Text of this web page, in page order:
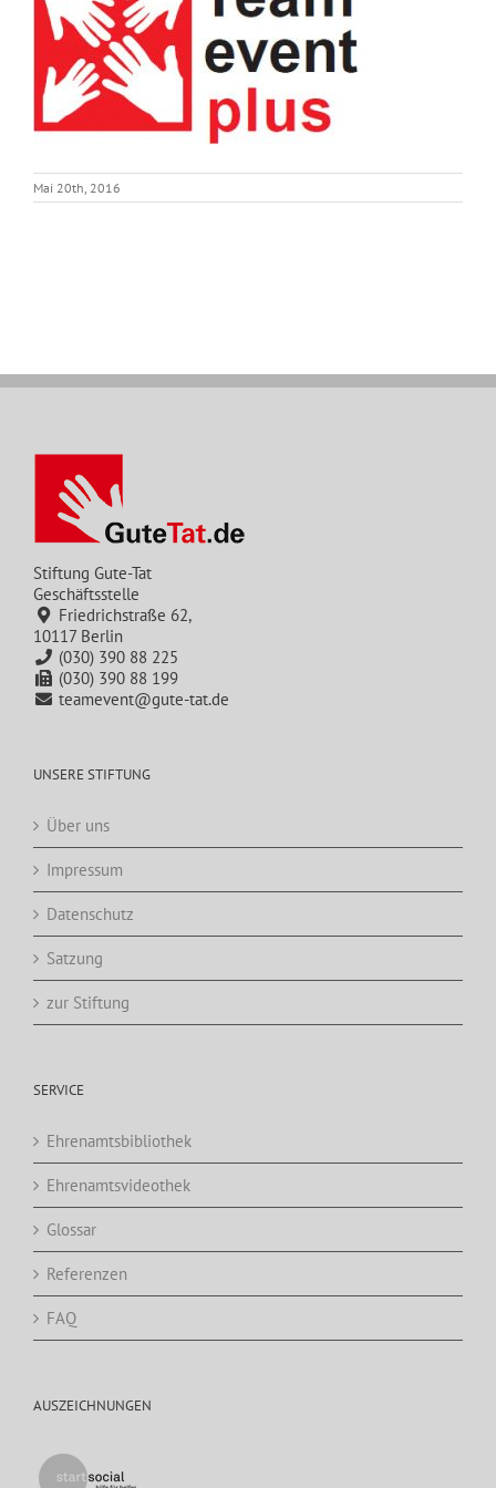
Mai 20th, 2016
Stiftung Gute-Tat
Geschäftsstelle
Friedrichstraße 62,
10117 Berlin
(030) 390 88 225
(030) 390 88 199
teamevent@gute-tat.de
UNSERE STIFTUNG
Über uns
Impressum
Datenschutz
Satzung
zur Stiftung
SERVICE
Ehrenamtsbibliothek
Ehrenamtsvideothek
Glossar
Referenzen
FAQ
AUSZEICHNUNGEN